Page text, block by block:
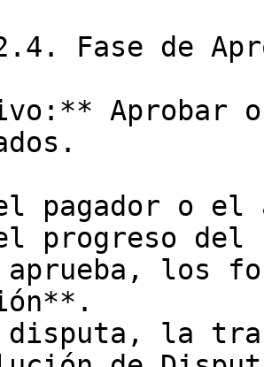
Fase de
Aprobar
pagador o el
progreso
los
la